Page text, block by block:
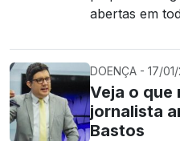
abertas em
DOENÇA - 17/
Veja o que
jornalista
Bastos